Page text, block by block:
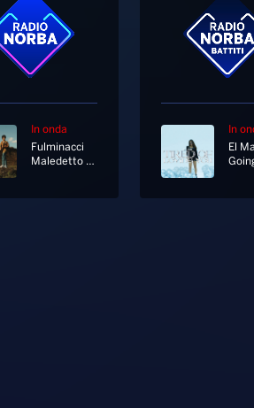
In onda
Fulminacci
Maledetto Me
In
El Ma